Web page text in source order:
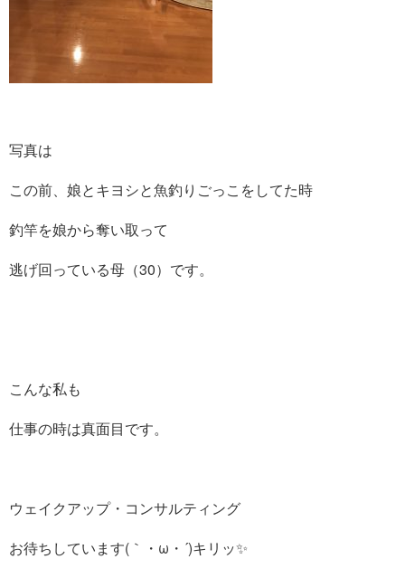
写真は
この前、娘とキヨシと魚釣りごっこをしてた時
釣竿を娘から奪い取って
逃げ回っている母（30）です。
こんな私も
仕事の時は真面目です。
ウェイクアップ・コンサルティング
お待ちしています(｀・ω・´)キリッ✨